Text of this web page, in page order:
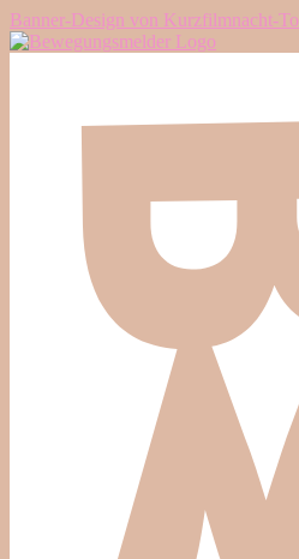
Banner-Design von Kurzfilmnacht-